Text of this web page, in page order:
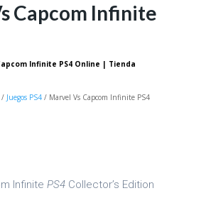
Capcom Infinite
Infinite PS4 Online | Tienda
/ Juegos PS4/ Marvel Vs Capcom Infinite PS4
Infinite PS4 Collector’s Edition